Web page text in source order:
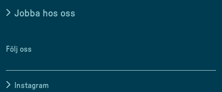
Jobba hos oss
Följ oss
Instagram